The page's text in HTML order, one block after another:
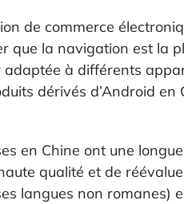
de commerce
que la navigation est la
à différents
dérivés d’Android
en Chine ont une
qualité et de
langues non